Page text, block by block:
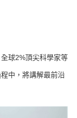
球2%頂尖科學家等
中，將講解最前沿